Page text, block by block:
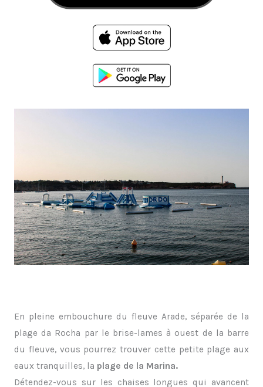
En pleine embouchure du fleuve Arade, séparée de la
plage da Rocha par le brise-lames à ouest de la barre
du fleuve, vous pourrez trouver cette petite plage aux
eaux tranquilles, la plage de la Marina.
Détendez-vous sur les chaises longues qui avancent